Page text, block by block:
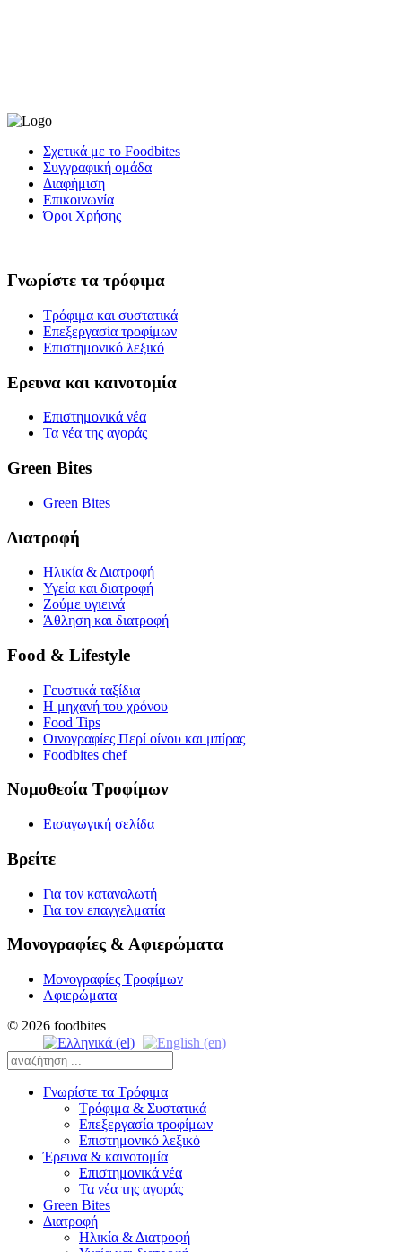
Σχετικά με το Foodbites
Συγγραφική ομάδα
Διαφήμιση
Επικοινωνία
Όροι Χρήσης
Γνωρίστε τα τρόφιμα
Τρόφιμα και συστατικά
Επεξεργασία τροφίμων
Επιστημονικό λεξικό
Ερευνα και καινοτομία
Επιστημονικά νέα
Τα νέα της αγοράς
Green Bites
Green Bites
Διατροφή
Ηλικία & Διατροφή
Υγεία και διατροφή
Ζούμε υγιεινά
Άθληση και διατροφή
Food & Lifestyle
Γευστικά ταξίδια
Η μηχανή του χρόνου
Food Tips
Οινογραφίες Περί οίνου και μπίρας
Foodbites chef
Νομοθεσία Τροφίμων
Εισαγωγική σελίδα
Βρείτε
Για τον καταναλωτή
Για τον επαγγελματία
Μονογραφίες & Αφιερώματα
Μονογραφίες Τροφίμων
Αφιερώματα
© 2026 foodbites
Γνωρίστε τα Τρόφιμα
Τρόφιμα & Συστατικά
Επεξεργασία τροφίμων
Επιστημονικό λεξικό
Έρευνα & καινοτομία
Επιστημονικά νέα
Τα νέα της αγοράς
Green Bites
Διατροφή
Ηλικία & Διατροφή